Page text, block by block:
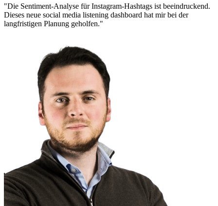
"Die Sentiment-Analyse für Instagram-Hashtags ist beeindruckend.
Dieses neue social media listening dashboard hat mir bei der
langfristigen Planung geholfen."